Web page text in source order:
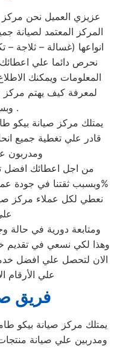
عزيزي العميل نحن مركز
المركز المعتمد لصيانة
انواعها (غسالة – ثلاجة
نحرص دائما علي
المعلومات ويمكنك
لمعرفة كيف يهتم مركز
وبسرية بياناتك .
يمتلك مركز صيانة
قادر علي تغطية جميع
ومدربون
من اجل اعطائك افضل
وبسبب ثقتنا في جودة عملنا وفي ان قطع غيارنا اصلية 100%
نعطي لكل عملاء مركز
ومتابعة دورية في حالة
وهذا لكي نسعي في تقديم
الان لتحصل علي افضل
علي الأرقام الاتية
فريق
يمتلك مركز صيانة بيكو
ومدربين علي صيانة